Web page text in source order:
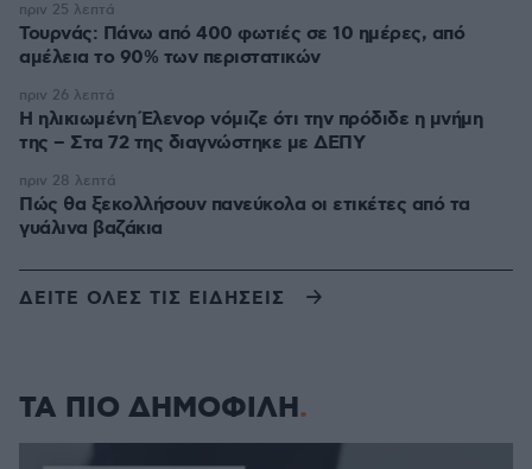
Τουρνάς: Πάνω από 400 φωτιές σε 10 ημέρες, από
αμέλεια το 90% των περιστατικών
πριν 25 λεπτά
Η ηλικιωμένη Έλενορ νόμιζε ότι την πρόδιδε η μνήμη
της – Στα 72 της διαγνώστηκε με ΔΕΠΥ
πριν 26 λεπτά
Πώς θα ξεκολλήσουν πανεύκολα οι ετικέτες από τα
γυάλινα βαζάκια
πριν 28 λεπτά
ΔΕΙΤΕ ΟΛΕΣ ΤΙΣ ΕΙΔΗΣΕΙΣ
ΤΑ ΠΙΟ ΔΗΜΟΦΙΛΗ